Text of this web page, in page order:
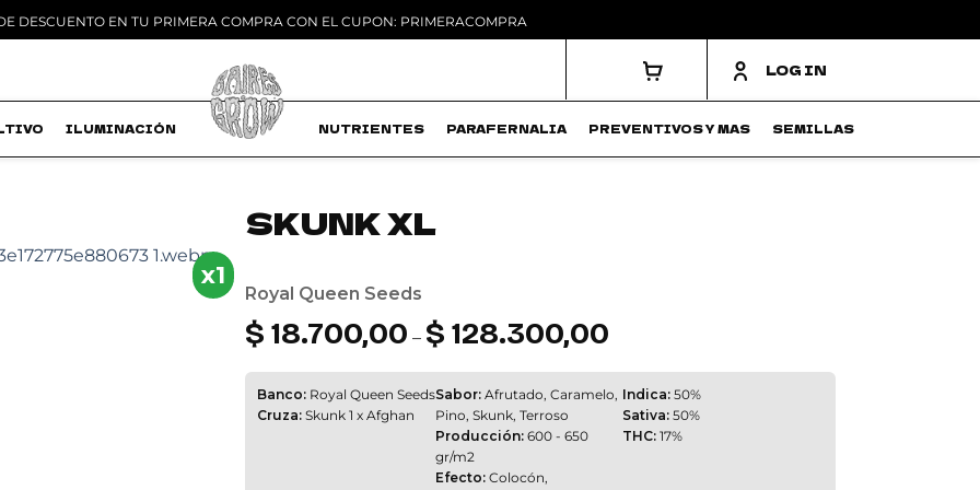
DESCUENTO EN TU PRIMERA COMPRA CON EL CUPON: PRIMERACOMPRA
LOG IN
ILUMINACIÓN MACETAS NUTRIENTES PARAFERNALIA PREVENTIVOS Y MAS SEMILLAS
Add to
wishlist
x1
SKUNK XL
Royal Queen Seeds
$ 18.700,00 – $ 128.300,00
desde
$ 18.700,00
hasta
$ 128.300,00
Banco:Royal Queen Seeds
Cruza:Skunk 1 x Afghan
Sabor:Afrutado, Caramelo,
Pino, Skunk, Terroso
Producción:600 - 650
gr/m2
Efecto:Colocón,
Indica:50%
Sativa:50%
THC:17%